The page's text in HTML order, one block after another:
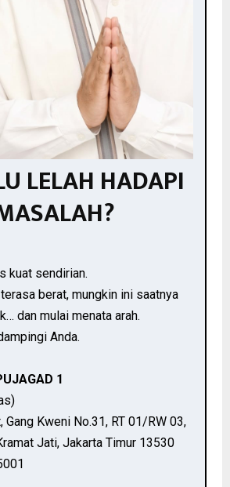
LELAH HADAPI
kuat sendirian.
berat, mungkin ini saatnya
dan mulai menata arah.
Anda.
1
Gang Kweni No.31, RT 01/RW 03,
Jati, Jakarta Timur 13530